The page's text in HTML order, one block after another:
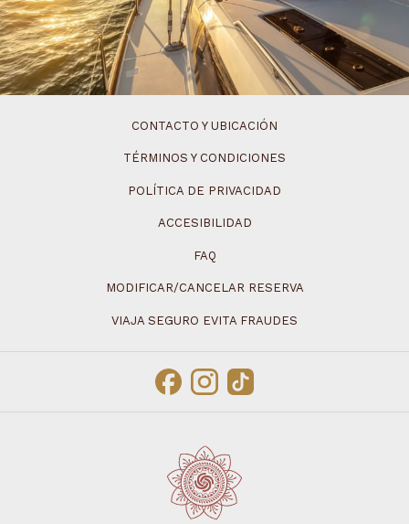
CONTACTO Y UBICACIÓN
TÉRMINOS Y CONDICIONES
POLÍTICA DE PRIVACIDAD
ACCESIBILIDAD
FAQ
MODIFICAR/CANCELAR RESERVA
VIAJA SEGURO EVITA FRAUDES